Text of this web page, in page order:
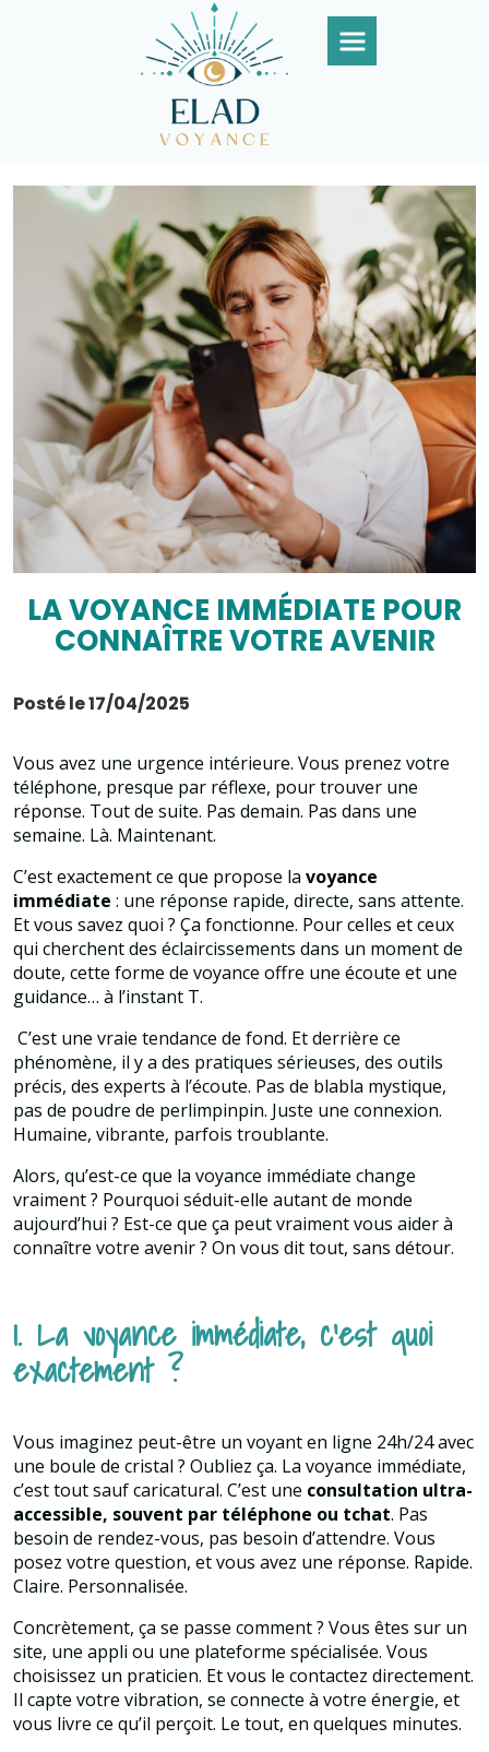
LA VOYANCE IMMÉDIATE POUR
CONNAÎTRE VOTRE AVENIR
Posté le 17/04/2025
Vous avez une urgence intérieure. Vous prenez votre
téléphone, presque par réflexe, pour trouver une
réponse. Tout de suite. Pas demain. Pas dans une
semaine. Là. Maintenant.
C’est exactement ce que propose la voyance
immédiate : une réponse rapide, directe, sans attente.
Et vous savez quoi ? Ça fonctionne. Pour celles et ceux
qui cherchent des éclaircissements dans un moment de
doute, cette forme de voyance offre une écoute et une
guidance… à l’instant T.
C’est une vraie tendance de fond. Et derrière ce
phénomène, il y a des pratiques sérieuses, des outils
précis, des experts à l’écoute. Pas de blabla mystique,
pas de poudre de perlimpinpin. Juste une connexion.
Humaine, vibrante, parfois troublante.
Alors, qu’est-ce que la voyance immédiate change
vraiment ? Pourquoi séduit-elle autant de monde
aujourd’hui ? Est-ce que ça peut vraiment vous aider à
connaître votre avenir ? On vous dit tout, sans détour.
1. La voyance immédiate, c’est quoi
exactement ?
Vous imaginez peut-être un voyant en ligne 24h/24 avec
une boule de cristal ? Oubliez ça. La voyance immédiate,
c’est tout sauf caricatural. C’est une consultation ultra-
accessible, souvent par téléphone ou tchat. Pas
besoin de rendez-vous, pas besoin d’attendre. Vous
posez votre question, et vous avez une réponse. Rapide.
Claire. Personnalisée.
Concrètement, ça se passe comment ? Vous êtes sur un
site, une appli ou une plateforme spécialisée. Vous
choisissez un praticien. Et vous le contactez directement.
Il capte votre vibration, se connecte à votre énergie, et
vous livre ce qu’il perçoit. Le tout, en quelques minutes.
Panneau de gestion des cookies